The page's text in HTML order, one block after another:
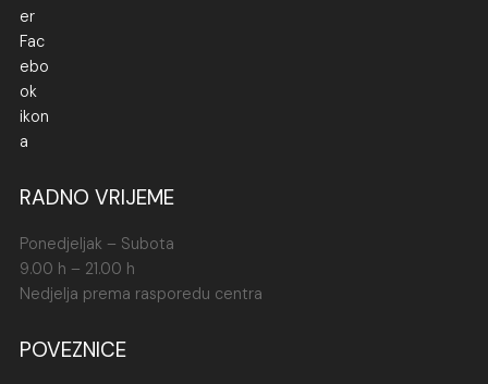
RADNO VRIJEME
Ponedjeljak – Subota
9.00 h – 21.00 h
Nedjelja prema rasporedu centra
POVEZNICE